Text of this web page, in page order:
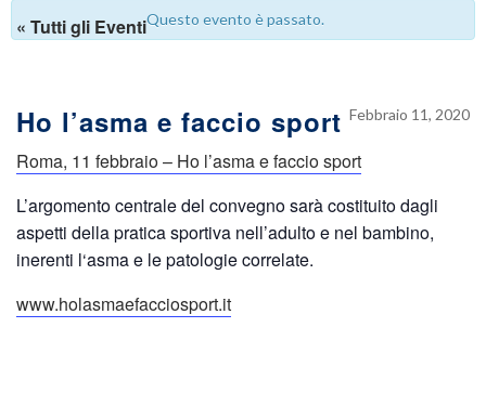
« Tutti gli EventiQuesto evento è passato.
Ho l’asma e faccio sport Febbraio 11, 2020
Roma, 11 febbraio – Ho l’asma e faccio sport
L’argomento centrale del convegno sarà costituito dagli
aspetti della pratica sportiva nell’adulto e nel bambino,
inerenti l‘asma e le patologie correlate.
www.holasmaefacciosport.it